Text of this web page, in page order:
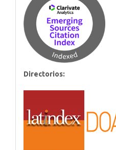
Directorios: